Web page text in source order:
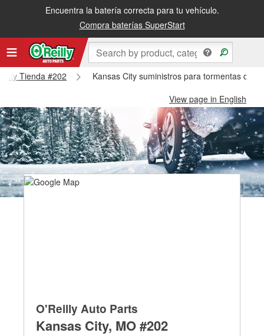
Encuentra la batería correcta para tu vehículo.
Compra baterías SuperStart
Tienda #202
Kansas City suministros para tormentas de
View page in English
O'Reilly Auto Parts
Kansas City, MO #202